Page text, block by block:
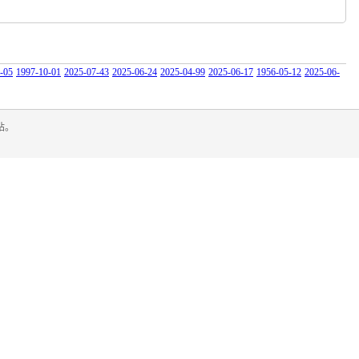
05 1997-10-01 2025-07-43 2025-06-24 2025-04-99 2025-06-17 1956-05-12 2025-06-